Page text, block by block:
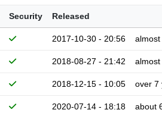
Security Released
2017-10-30 - 20:56
2018-08-27 - 21:42
2018-12-15 - 10:05 over 7
2020-07-14 - 18:18 about